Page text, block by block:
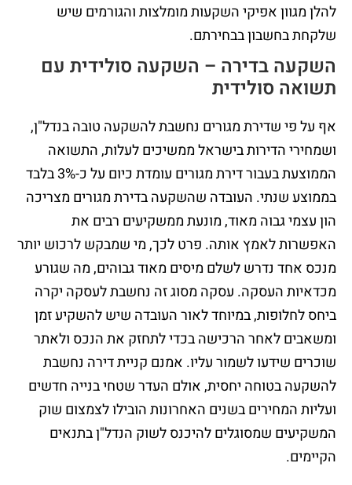
להלן מגוון אפיקי השקעות מומלצות והגורמים שיש
שלקחת בחשבון בבחירתם.
השקעה בדירה – השקעה סולידית עם
תשואה סולידית
אף על פי שדירת מגורים נחשבת להשקעה טובה בנדל"ן,
ושמחירי הדירות בישראל ממשיכים לעלות, התשואה
הממוצעת בעבור דירת מגורים עומדת כיום על כ-3% בלבד
בממוצע שנתי. העובדה שהשקעה בדירת מגורים מצריכה
הון עצמי גבוה מאוד, מונעת ממשקיעים רבים את
האפשרות לאמץ אותה. פרט לכך, מי שמבקש לרכוש יותר
מנכס אחד נדרש לשלם מיסים מאוד גבוהים, מה שגורע
מכדאיות העסקה. עסקה מסוג זה נחשבת לעסקה יקרה
ביחס לחלופות, במיוחד לאור העובדה שיש להשקיע זמן
ומשאבים לאחר הרכישה בכדי לתחזק את הנכס ולאתר
שוכרים שידעו לשמור עליו. אמנם קניית דירה נחשבת
להשקעה בטוחה יחסית, אולם העדר שטחי בנייה חדשים
ועליות המחירים בשנים האחרונות הובילו לצמצום שוק
המשקיעים שמסוגלים להיכנס לשוק הנדל"ן בתנאים
הקיימים.